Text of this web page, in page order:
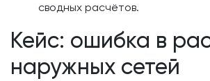
сводных расчётов.
Кейс: ошибка в
наружных сетей